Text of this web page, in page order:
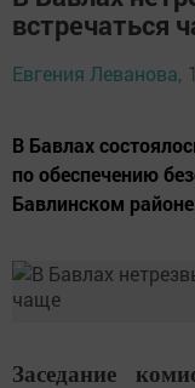
встречаться
Евгения Леванова,
В Бавлах
по обеспечению
Бавлинском
Заседание